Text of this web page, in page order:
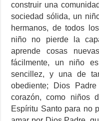
construir una
sociedad sólida, un
hermanos, de todos
niño no pierde la
aprende cosas
fácilmente, un niño
sencillez, y una de
obediente; Dios
corazón, como niños
Espíritu Santo para no